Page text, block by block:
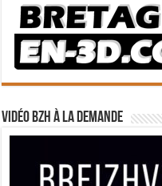
Vidéo BZH à la demande